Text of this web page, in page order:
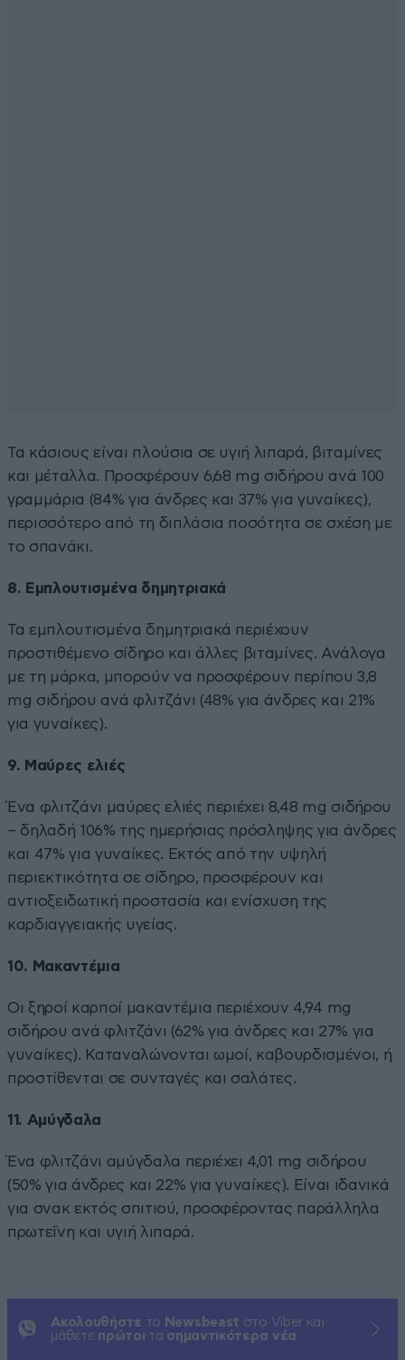
Τα κάσιους είναι πλούσια σε υγιή λιπαρά, βιταμίνες
και μέταλλα. Προσφέρουν 6,68 mg σιδήρου ανά 100
γραμμάρια (84% για άνδρες και 37% για γυναίκες),
περισσότερο από τη διπλάσια ποσότητα σε σχέση με
το σπανάκι.
8. Εμπλουτισμένα δημητριακά
Τα εμπλουτισμένα δημητριακά περιέχουν
προστιθέμενο σίδηρο και άλλες βιταμίνες. Ανάλογα
με τη μάρκα, μπορούν να προσφέρουν περίπου 3,8
mg σιδήρου ανά φλιτζάνι (48% για άνδρες και 21%
για γυναίκες).
9. Μαύρες ελιές
Ένα φλιτζάνι μαύρες ελιές περιέχει 8,48 mg σιδήρου
– δηλαδή 106% της ημερήσιας πρόσληψης για άνδρες
και 47% για γυναίκες. Εκτός από την υψηλή
περιεκτικότητα σε σίδηρο, προσφέρουν και
αντιοξειδωτική προστασία και ενίσχυση της
καρδιαγγειακής υγείας.
10. Μακαντέμια
Οι ξηροί καρποί μακαντέμια περιέχουν 4,94 mg
σιδήρου ανά φλιτζάνι (62% για άνδρες και 27% για
γυναίκες). Καταναλώνονται ωμοί, καβουρδισμένοι, ή
προστίθενται σε συνταγές και σαλάτες.
11. Αμύγδαλα
Ένα φλιτζάνι αμύγδαλα περιέχει 4,01 mg σιδήρου
(50% για άνδρες και 22% για γυναίκες). Είναι ιδανικά
για σνακ εκτός σπιτιού, προσφέροντας παράλληλα
πρωτεΐνη και υγιή λιπαρά.
Ακολουθήστε το Newsbeast στο Viber και
μάθετε πρώτοι τα σημαντικότερα νέα